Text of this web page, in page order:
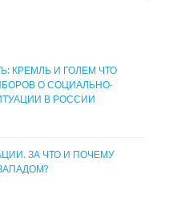
КРЕМЛЬ И ГОЛЕМ ЧТО
О СОЦИАЛЬНО-
В РОССИИ
ЗА ЧТО И ПОЧЕМУ